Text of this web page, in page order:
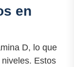
en
D, lo que
Estos